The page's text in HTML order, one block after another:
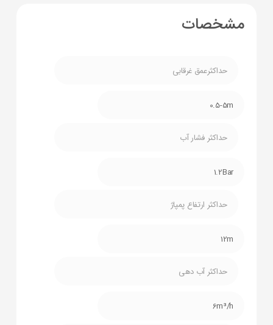
مشخصات
حداکثرعمق غرقابی
0.5-5m
حداکثر فشار آب
1.2Bar
حداکثر ارتفاع پمپاژ
12m
حداکثر آب دهی
6m³/h